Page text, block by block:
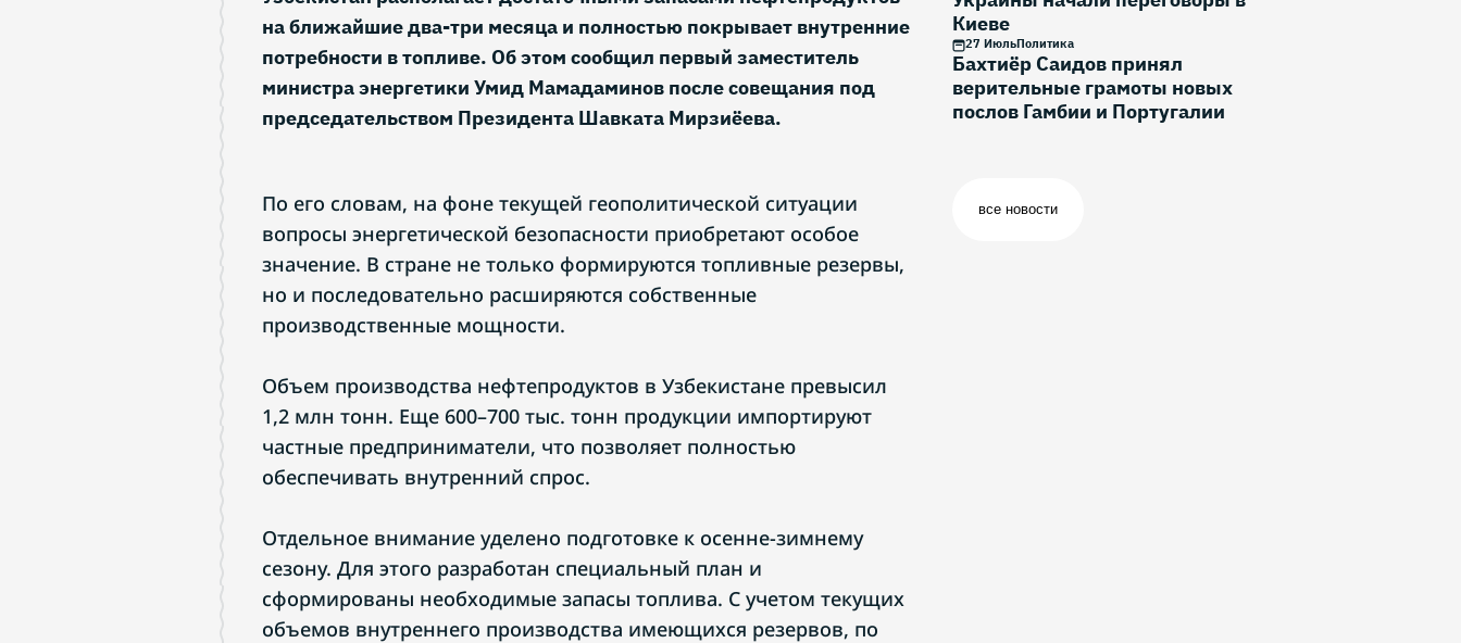
на ближайшие два-три месяца и полностью покрывает внутренние
потребности в топливе. Об этом сообщил первый заместитель
министра энергетики Умид Мамадаминов после совещания под
председательством Президента Шавката Мирзиёева.
По его словам, на фоне текущей геополитической ситуации
вопросы энергетической безопасности приобретают особое
значение. В стране не только формируются топливные резервы,
но и последовательно расширяются собственные
производственные мощности.
Объем производства нефтепродуктов в Узбекистане превысил
1,2 млн тонн. Еще 600–700 тыс. тонн продукции импортируют
частные предприниматели, что позволяет полностью
обеспечивать внутренний спрос.
Отдельное внимание уделено подготовке к осенне-зимнему
сезону. Для этого разработан специальный план и
сформированы необходимые запасы топлива. С учетом текущих
объемов внутреннего производства имеющихся резервов, по
Киеве
27 ИюльПолитика
Бахтиёр Саидов принял
верительные грамоты новых
послов Гамбии и Португалии
все новости